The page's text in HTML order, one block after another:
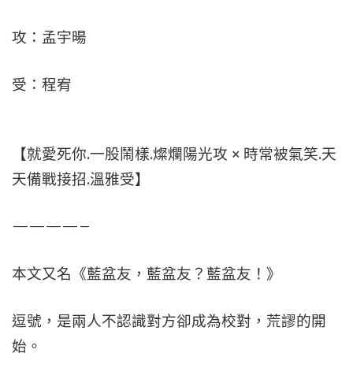
攻：孟宇暘
受：程宥
【就愛死你.一股鬧樣.燦爛陽光攻 × 時常被氣笑.天
天備戰接招.溫雅受】
————–
本文又名《藍盆友，藍盆友？藍盆友！》
逗號，是兩人不認識對方卻成為校對，荒謬的開
始。